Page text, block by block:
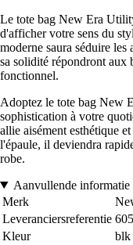
Le tote bag New Era
d'afficher votre sens du
moderne saura séduire les
sa solidité répondront aux
fonctionnel.
Adoptez le tote bag New
sophistication à votre
allie aisément esthétique
l'épaule, il deviendra
robe.
Aanvullende informatie
Merk
Leveranciersreferentie
Kleur
blk